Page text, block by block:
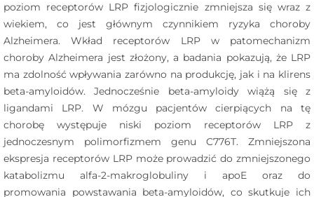
poziom receptorów LRP fizjologicznie zmniejsza się wraz z
wiekiem, co jest głównym czynnikiem ryzyka choroby
Alzheimera. Wkład receptorów LRP w patomechanizm
choroby Alzheimera jest złożony, a badania pokazują, że LRP
ma zdolność wpływania zarówno na produkcję, jak i na klirens
beta-amyloidów. Jednocześnie beta-amyloidy wiążą się z
ligandami LRP. W mózgu pacjentów cierpiących na tę
chorobę występuje niski poziom receptorów LRP z
jednoczesnym polimorfizmem genu C776T. Zmniejszona
ekspresja receptorów LRP może prowadzić do zmniejszonego
katabolizmu alfa-2-makroglobuliny i apoE oraz do
promowania powstawania beta-amyloidów, co skutkuje ich